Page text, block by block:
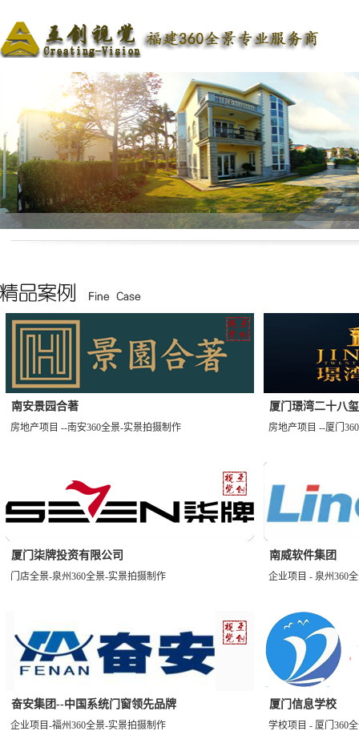
南安景园合著
房地产项目 --南安360全景-实景拍摄制作
厦门璟湾二十八玺
房地产项目 --厦门
厦门柒牌投资有限公司
门店全景-泉州360全景-实景拍摄制作
南威软件集团
企业项目 - 泉州360
奋安集团--中国系统门窗领先品牌
企业项目-福州360全景-实景拍摄制作
厦门信息学校
学校项目 - 厦门360